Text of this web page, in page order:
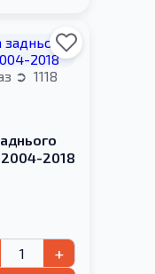
1118
2004-2018
+